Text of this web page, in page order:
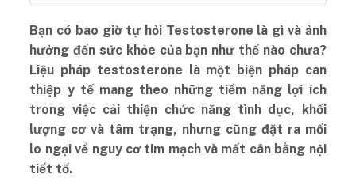
Bạn có bao giờ tự hỏi Testosterone là gì và ảnh
hưởng đến sức khỏe của bạn như thế nào chưa?
Liệu pháp testosterone là một biện pháp can
thiệp y tế mang theo những tiềm năng lợi ích
trong việc cải thiện chức năng tình dục, khối
lượng cơ và tâm trạng, nhưng cũng đặt ra mối
lo ngại về nguy cơ tim mạch và mất cân bằng nội
tiết tố.